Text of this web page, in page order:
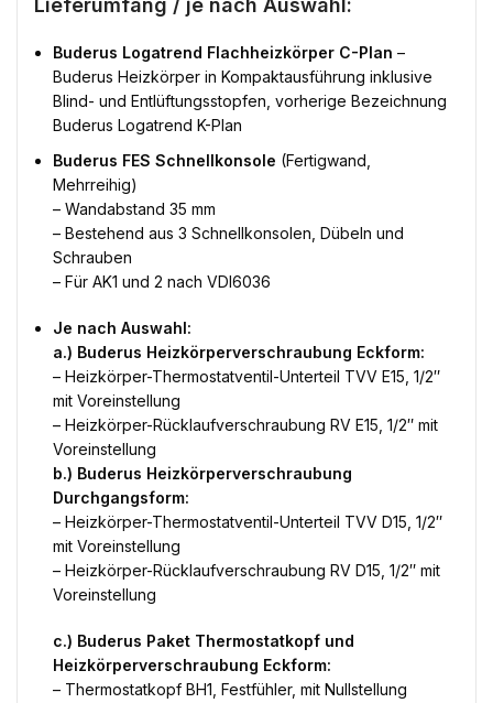
Lieferumfang / je nach Auswahl:
Buderus Logatrend Flachheizkörper C-Plan –
Buderus Heizkörper in Kompaktausführung inklusive
Blind- und Entlüftungsstopfen, vorherige Bezeichnung
Buderus Logatrend K-Plan
Buderus FES Schnellkonsole (Fertigwand,
Mehrreihig)
– Wandabstand 35 mm
– Bestehend aus 3 Schnellkonsolen, Dübeln und
Schrauben
– Für AK1 und 2 nach VDI6036
Je nach Auswahl:
a.) Buderus Heizkörperverschraubung Eckform:
– Heizkörper-Thermostatventil-Unterteil TVV E15, 1/2″
mit Voreinstellung
– Heizkörper-Rücklaufverschraubung RV E15, 1/2″ mit
Voreinstellung
b.) Buderus Heizkörperverschraubung
Durchgangsform:
– Heizkörper-Thermostatventil-Unterteil TVV D15, 1/2″
mit Voreinstellung
– Heizkörper-Rücklaufverschraubung RV D15, 1/2″ mit
Voreinstellung
c.) Buderus Paket Thermostatkopf und
Heizkörperverschraubung Eckform:
– Thermostatkopf BH1, Festfühler, mit Nullstellung